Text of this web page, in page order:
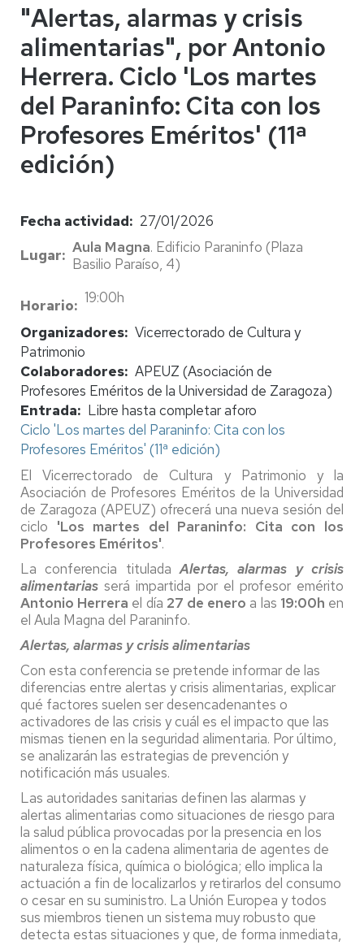
"Alertas, alarmas y crisis
alimentarias", por Antonio
Herrera. Ciclo 'Los martes
del Paraninfo: Cita con los
Profesores Eméritos' (11ª
edición)
Fecha actividad
27/01/2026
Lugar
Aula Magna. Edificio Paraninfo (Plaza
Basilio Paraíso, 4)
Horario
19:00h
Organizadores Vicerrectorado de Cultura y
Patrimonio
Colaboradores APEUZ (Asociación de
Profesores Eméritos de la Universidad de Zaragoza)
Entrada
Libre hasta completar aforo
Ciclo 'Los martes del Paraninfo: Cita con los
Profesores Eméritos' (11ª edición)
El Vicerrectorado de Cultura y Patrimonio y la
Asociación de Profesores Eméritos de la Universidad
de Zaragoza (APEUZ) ofrecerá una nueva sesión del
ciclo 'Los martes del Paraninfo: Cita con los
Profesores Eméritos'.
La conferencia tituladaAlertas, alarmas y crisis
alimentariasserá impartida por el profesor emérito
Antonio Herrera el día 27 de enero a las 19:00h en
el Aula Magna del Paraninfo.
Alertas, alarmas y crisis alimentarias
Con esta conferencia se pretende informar de las
diferencias entre alertas y crisis alimentarias, explicar
qué factores suelen ser desencadenantes o
activadores de las crisis y cuál es el impacto que las
mismas tienen en la seguridad alimentaria. Por último,
se analizarán las estrategias de prevención y
notificación más usuales.
Las autoridades sanitarias definen las alarmas y
alertas alimentarias como situaciones de riesgo para
la salud pública provocadas por la presencia en los
alimentos o en la cadena alimentaria de agentes de
naturaleza física, química o biológica; ello implica la
actuación a fin de localizarlos y retirarlos del consumo
o cesar en su suministro. La Unión Europea y todos
sus miembros tienen un sistema muy robusto que
detecta estas situaciones y que, de forma inmediata,